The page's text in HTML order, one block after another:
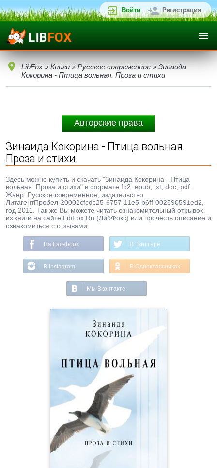
Войти Регистрация
LibFox » Книги » Русское современное » Зинаида
Кокорина - Птица вольная. Проза и стихи
Авторские права
Зинаида Кокорина - Птица вольная.
Проза и стихи
Здесь можно купить и скачать "Зинаида Кокорина - Птица
вольная. Проза и стихи" в формате fb2, epub, txt, doc, pdf.
Жанр: Русское современное, издательство
ЛитагентПробел-20002cfcdc25-6757-11e5-b6ff-002590591ed2,
год 2011. Так же Вы можете читать ознакомительный отрывок
из книги на сайте LibFox.Ru (ЛибФокс) или прочесть описание и
ознакомиться с отзывами.
На Facebook В Твиттере
В Instagram В Одноклассниках
Мы Вконтакте